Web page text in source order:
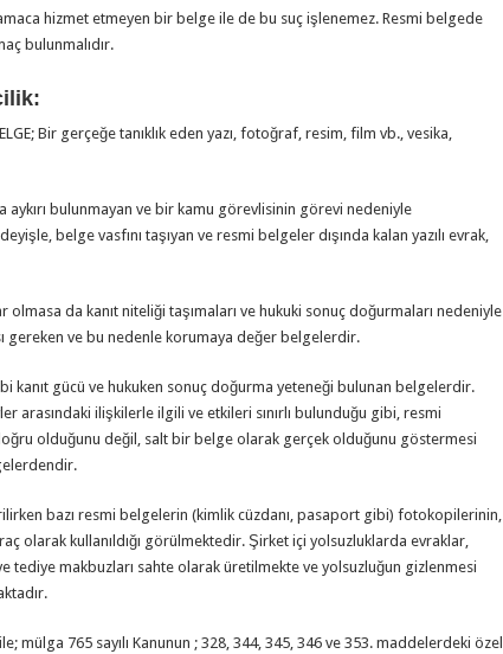
amaca hizmet etmeyen bir belge ile de bu suç işlenemez. Resmi belgede
bulunmalıdır.
Bir gerçeğe tanıklık eden yazı, fotoğraf, resim, film vb., vesika,
aykırı bulunmayan ve bir kamu görevlisinin görevi nedeniyle
belge vasfını taşıyan ve resmi belgeler dışında kalan yazılı evrak,
da kanıt niteliği taşımaları ve hukuki sonuç doğurmaları nedeniyle
gereken ve bu nedenle korumaya değer belgelerdir.
kanıt gücü ve hukuken sonuç doğurma yeteneği bulunan belgelerdir.
arasındaki ilişkilerle ilgili ve etkileri sınırlı bulunduğu gibi, resmi
olduğunu değil, salt bir belge olarak gerçek olduğunu göstermesi
bazı resmi belgelerin (kimlik cüzdanı, pasaport gibi) fotokopilerinin,
olarak kullanıldığı görülmektedir. Şirket içi yolsuzluklarda evraklar,
tediye makbuzları sahte olarak üretilmekte ve yolsuzluğun gizlenmesi
mülga 765 sayılı Kanunun ; 328, 344, 345, 346 ve 353. maddelerdeki özel